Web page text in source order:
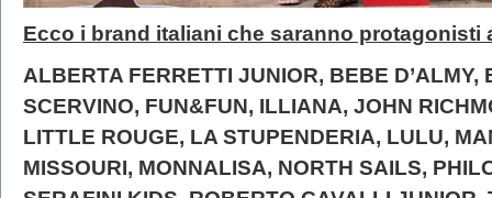
Ecco i brand italiani che saranno protagonisti
ALBERTA FERRETTI JUNIOR, BEBE D’ALMY,
SCERVINO, FUN&FUN, ILLIANA, JOHN
LITTLE ROUGE, LA STUPENDERIA, LULU,
MISSOURI, MONNALISA, NORTH SAILS,